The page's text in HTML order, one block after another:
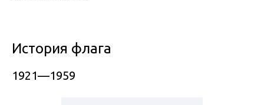
История флага
1921—1959